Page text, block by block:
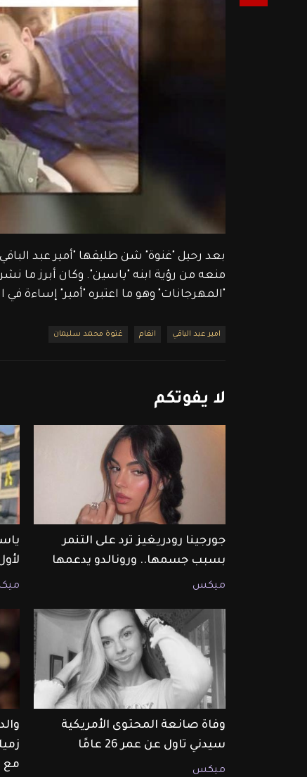
بعد رحيل "غنوة" شن طليقها "أمير عبد
منعه من رؤية ابنه "ياسين". وكان أبرز ما
"المهرجانات" وهو ما اعتبره "أمير" إساءة في
امير عبد الباقي انغام غنوة محمد سليمان
لا يفوتكم
جورجينا رودريغيز ترد على التنمر
بسبب جسمها.. ورونالدو يدعمها
ميكس
وفاة صانعة المحتوى الأمريكية
سيدني تاول عن عمر 26 عامًا
ميكس
مع